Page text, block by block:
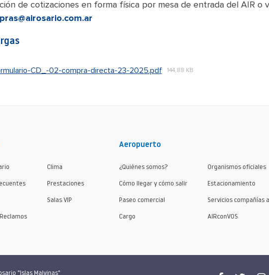
de cotizaciones en forma física por mesa de entrada del AIR o
CD_-02-compra-directa-23-2025.pdf 144,88 KB
Clima
Prestaciones
Salas VIP
Aeropuerto
¿Quiénes somos? Organismos oficiales
Cómo llegar y cómo salir Estacionamiento
Paseo comercial Servicios compañías
Cargo AIRconVOS
"Islas Malvinas"